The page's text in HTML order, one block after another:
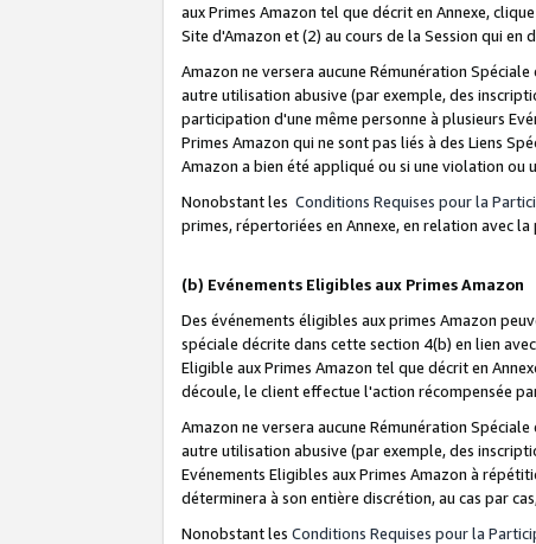
aux Primes Amazon tel que décrit en Annexe,
Site d'Amazon et (2) au cours de la Session qui
Amazon ne versera aucune Rémunération
autre utilisation abusive (par exemple, des
participation d'une même personne à plusieurs
Primes Amazon qui ne sont pas liés à des Liens
Amazon a bien été appliqué ou si une violation ou
Nonobstant les Conditions Requises pour la
primes, répertoriées en Annexe, en relation avec
(b) Evénements Eligibles aux Primes Amazon
Des événements éligibles aux primes Amazon
spéciale décrite dans cette section 4(b) en lien
Eligible aux Primes Amazon tel que décrit en
découle, le client effectue l'action récompensée
Amazon ne versera aucune Rémunération
autre utilisation abusive (par exemple, des
Evénements Eligibles aux Primes Amazon à
déterminera à son entière discrétion, au cas par
Nonobstant les Conditions Requises pour la